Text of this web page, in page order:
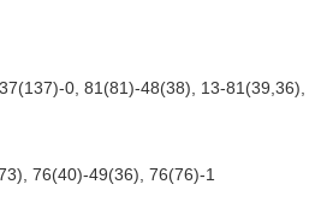
0, 81(81)-48(38), 13-81(39,36),
76(40)-49(36), 76(76)-1